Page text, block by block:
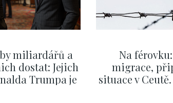
miliardářů a
dostat: Jejich
Trumpa je
Na
migrace,
situace v